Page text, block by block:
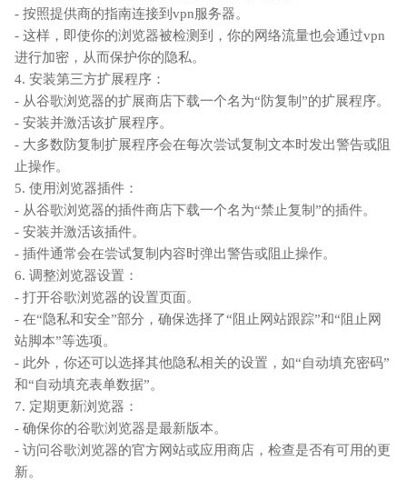
- 按照提供商的指南连接到vpn服务器。
- 这样，即使你的浏览器被检测到，你的网络流量也会通过vpn
进行加密，从而保护你的隐私。
4. 安装第三方扩展程序：
- 从谷歌浏览器的扩展商店下载一个名为“防复制”的扩展程序。
- 安装并激活该扩展程序。
- 大多数防复制扩展程序会在每次尝试复制文本时发出警告或阻
止操作。
5. 使用浏览器插件：
- 从谷歌浏览器的插件商店下载一个名为“禁止复制”的插件。
- 安装并激活该插件。
- 插件通常会在尝试复制内容时弹出警告或阻止操作。
6. 调整浏览器设置：
- 打开谷歌浏览器的设置页面。
- 在“隐私和安全”部分，确保选择了“阻止网站跟踪”和“阻止网
站脚本”等选项。
- 此外，你还可以选择其他隐私相关的设置，如“自动填充密码”
和“自动填充表单数据”。
7. 定期更新浏览器：
- 确保你的谷歌浏览器是最新版本。
- 访问谷歌浏览器的官方网站或应用商店，检查是否有可用的更
新。